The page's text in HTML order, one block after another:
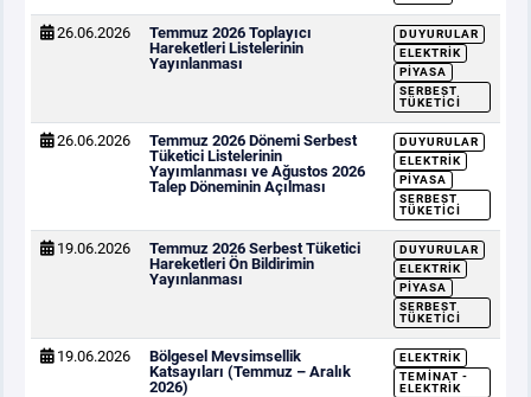
26.06.2026
Temmuz 2026 Toplayıcı
Hareketleri Listelerinin
Yayınlanması
DUYURULAR
ELEKTRIK
PIYASA
SERBEST
TÜKETICI
26.06.2026
Temmuz 2026 Dönemi Serbest
Tüketici Listelerinin
Yayımlanması ve Ağustos 2026
Talep Döneminin Açılması
DUYURULAR
ELEKTRIK
PIYASA
SERBEST
TÜKETICI
19.06.2026
Temmuz 2026 Serbest Tüketici
Hareketleri Ön Bildirimin
Yayınlanması
DUYURULAR
ELEKTRIK
PIYASA
SERBEST
TÜKETICI
19.06.2026
Bölgesel Mevsimsellik
Katsayıları (Temmuz – Aralık
2026)
ELEKTRIK
TEMINAT -
ELEKTRIK